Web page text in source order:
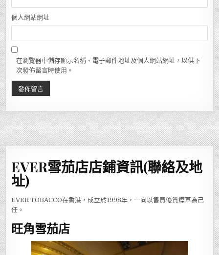
個人網站網址
在瀏覽器中儲存顯示名稱、電子郵件地址及個人網站網址，以供下
次發佈留言時使用。
EVER雪茄店店鋪資訊(聯絡及地
址)
EVER TOBACCO在香港，成立於1998年，一向以售買優質煙草為己
任。
旺角雪茄店